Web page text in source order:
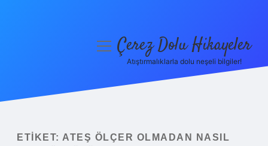
Yasal Uyarı
menüyüÇerez Dolu Hikayeler
Atıştırmalıklarla dolu neşeli bilgiler!
ETIKET: ATEŞ ÖLÇER OLMADAN NASIL